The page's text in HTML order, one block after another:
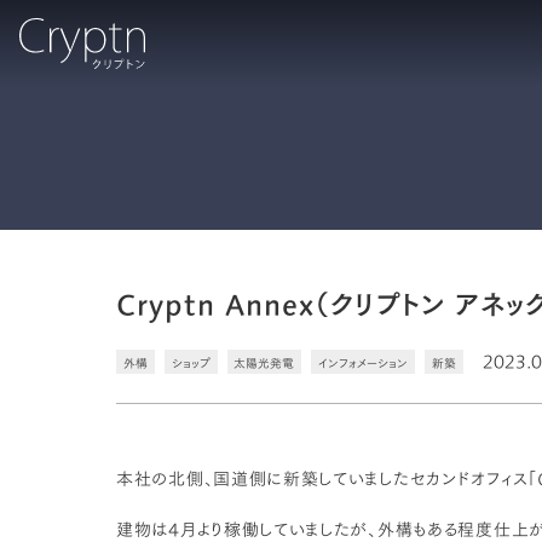
Cryptn Annex（クリプトン アネッ
外構 ショップ 太陽光発電 インフォメーション 新築
本社の北側、国道側に新築していましたセカンドオフィ
建物は4月より稼働していましたが、外構もある程度仕